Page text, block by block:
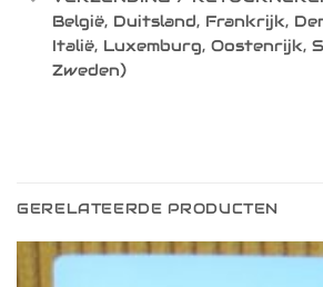
België, Duitsland, Frankrijk,
Italië, Luxemburg, Oostenrijk,
Zweden)
GERELATEERDE PRODUCTEN